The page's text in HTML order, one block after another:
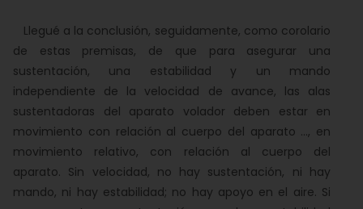
Llegué a la conclusión, seguidamente, como corolario
de estas premisas, de que para asegurar una
sustentación, una estabilidad y un mando
independiente de la velocidad de avance, las alas
sustentadoras del aparato volador deben estar en
movimiento con relación al cuerpo del aparato ..., en
movimiento relativo, con relación al cuerpo del
aparato. Sin velocidad, no hay sustentación, ni hay
mando, ni hay estabilidad; no hay apoyo en el aire. Si